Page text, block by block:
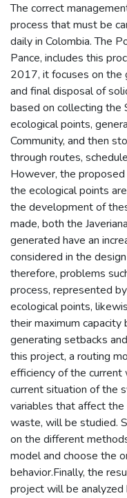
The correct
process that must be
daily in Colombia. The
Pance, includes this
2017, it focuses on the
and final disposal of
based on collecting
ecological points,
Community, and then
through routes,
However, the
the ecological points
the development of
made, both the
generated have an
considered in the
therefore, problems
process, represented
ecological points,
their maximum
generating setbacks
this project, a routing
efficiency of the current
current situation of the
variables that affect
waste, will be studied.
on the different
model and choose the
behavior.Finally, the
project will be